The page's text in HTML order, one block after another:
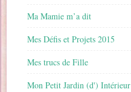
Ma Mamie m’a dit
Mes Défis et Projets 2015
Mes trucs de Fille
Mon Petit Jardin (d') Intérieur